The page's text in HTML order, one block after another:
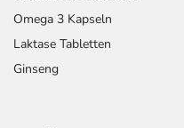
Omega 3 Kapseln
Laktase Tabletten
Ginseng